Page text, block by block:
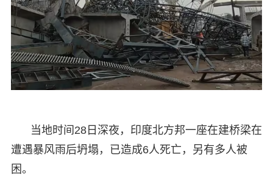
当地时间28日深夜，印度北方邦一座在建桥梁在
遭遇暴风雨后坍塌，已造成6人死亡，另有多人被
困。